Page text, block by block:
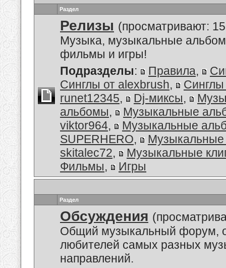
Раздел
Релизы (просматривают:
Музыка, музыкальные
фильмы и игры!
Подразделы: Правила,
Синглы от alexbrush,
Синглы
runet12345, Dj-миксы,
альбомы,
Музыкальные
viktor964,
Музыкальные
SUPERHERO,
skitalec72,
Музыкальные
Фильмы, Игры
Раздел
Обсуждения
Общий музыкальный форум,
любителей самых разных
направлений.